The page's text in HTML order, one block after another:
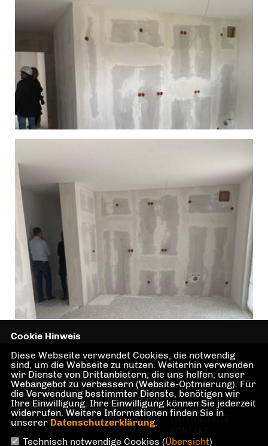
IMPRESSUM
DATENSCHUTZ
Cookie Hinweis
Diese Webseite verwendet Cookies, die notwendig
sind, um die Webseite zu nutzen. Weiterhin verwenden
wir Dienste von Drittanbietern, die uns helfen, unser
Webangebot zu verbessern (Website-Optmierung). Für
die Verwendung bestimmter Dienste, benötigen wir
Ihre Einwilligung. Ihre Einwilligung können Sie jederzeit
widerrufen. Weitere Informationen finden Sie in
unserer Datenschutzerklärung.
Technisch notwendige Cookies (Übersicht)